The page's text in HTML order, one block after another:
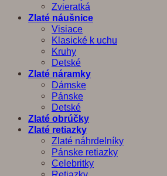
Zvieratká
Zlaté náušnice
Visiace
Klasické k uchu
Kruhy
Detské
Zlaté náramky
Dámske
Pánske
Detské
Zlaté obrúčky
Zlaté retiazky
Zlaté náhrdelníky
Pánske retiazky
Celebritky